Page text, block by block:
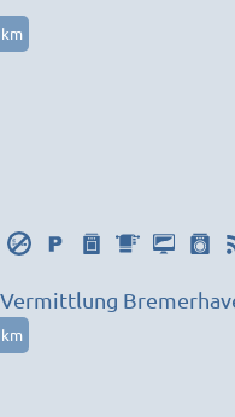
Monteurzimmer Voss